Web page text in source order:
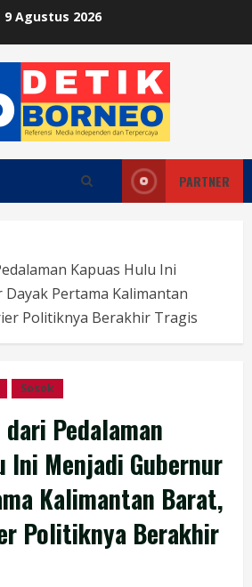
9 Agustus 2026
PARTNER
Kapuas Hulu Ini
Pertama Kalimantan
Politiknya Berakhir Tragis
Sosok
Pedalaman
Ini Menjadi Gubernur
Kalimantan Barat,
Politiknya Berakhir